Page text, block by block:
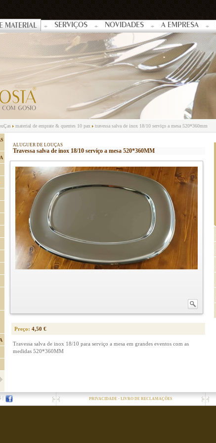
MATERIAL SERVIÇOS NOVIDADES A EMPRESA
material de emprate & quentes 10 pax travessa salva de inox 18/10 serviço a mesa 520*360mm
ALUGUER DE LOUÇAS
Travessa salva de inox 18/10 serviço a mesa 520*360MM
Preço: 4,50 €
Travessa salva de inox 18/10 para serviço a mesa em grandes eventos com as
medidas 520*360MM
PRIVACIDADE - LIVRO DE RECLAMAÇÕES